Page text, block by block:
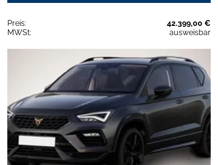
Preis:
42.399,00 €
MWSt:
ausweisbar